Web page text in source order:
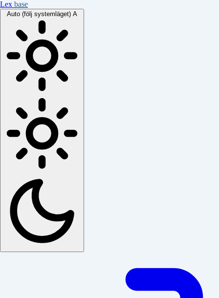
Lex base
Auto (följ systemläget) A